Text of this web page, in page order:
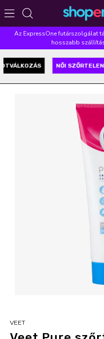
Népszerű kategóriák
Szépségápolás
Takarítás Baba-mama
Lenor Finish
Népszerű keresések
lenor
Az ExpressOne futárszolgálat
hosszabb
NŐI
VEET